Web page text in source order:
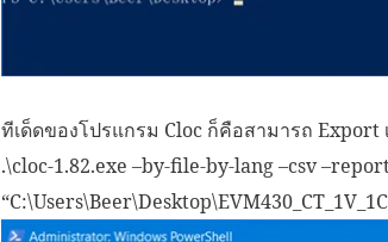
ทีเด็ดของโปรแกรม Cloc ก็คือสามารถ
.\cloc-1.82.exe –by-file-by-lang –csv